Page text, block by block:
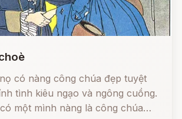
có nàng công chúa đẹp tuyệt
tình kiêu ngạo và ngông cuồng.
một mình nàng là công chúa